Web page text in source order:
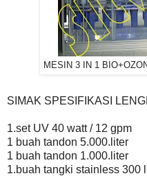
MESIN 3 IN 1
SIMAK SPESIFIKASI
1.set UV 40 watt / 12 gpm
1 buah tandon 5.000.liter
1 buah tandon 1.000.liter
1.buah tangki stainless 300